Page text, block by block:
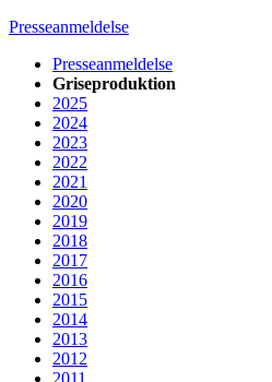
Presseanmeldelse
Presseanmeldelse
Griseproduktion
2025
2024
2023
2022
2021
2020
2019
2018
2017
2016
2015
2014
2013
2012
2011